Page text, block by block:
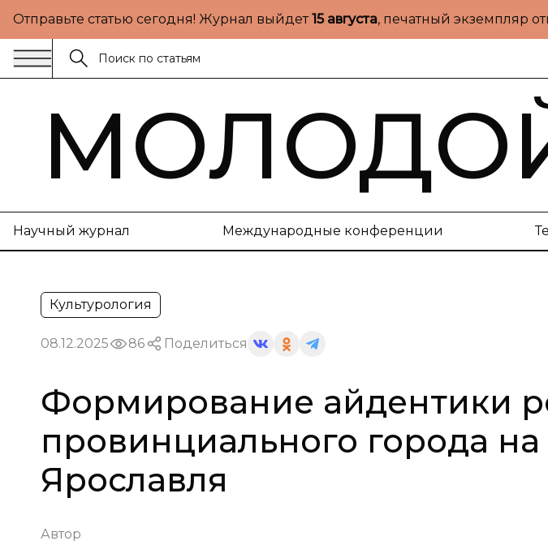
Отправьте статью сегодня! Журнал выйдет15 августа, печатный экземпляр
Научный журнал Международные конференции
Культурология
08.12.2025 86 Поделиться
Формирование айдентики
провинциального города
Ярославля
Автор